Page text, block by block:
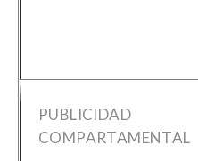
PUBLICIDAD
COMPARTAMENTAL